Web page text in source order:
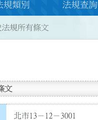
規類別 法規查詢
法規所有條文
文
北市13－12－3001